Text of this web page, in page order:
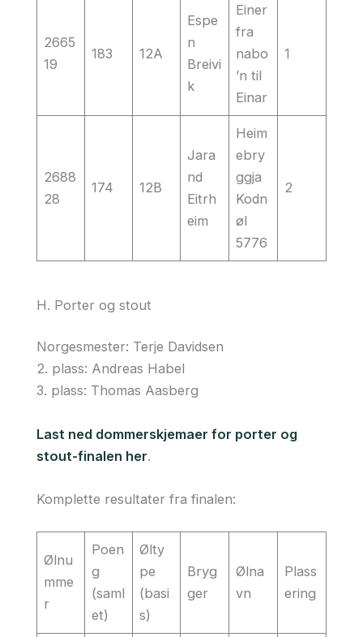
2665
19
183 12A
Espe
n
Breivi
k
Einer
fra
nabo
’n til
Einar
1
2688
28
174 12B
Jara
nd
Eitrh
eim
Heim
ebry
ggja
Kodn
øl
5776
2
H. Porter og stout
Norgesmester: Terje Davidsen
2. plass: Andreas Habel
3. plass: Thomas Aasberg
Last ned dommerskjemaer for porter og
stout-finalen her.
Komplette resultater fra finalen:
Ølnu
mme
r
Poen
g
(saml
et)
Ølty
pe
(basi
s)
Bryg
ger
Ølna
vn
Plass
ering